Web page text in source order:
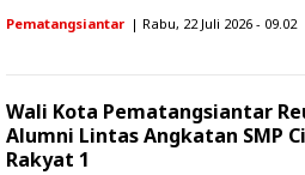
Pematangsiantar | Rabu, 22 Juli 2026 - 09.02
Wali Kota Pematangsiantar
Alumni Lintas Angkatan SMP
Rakyat 1